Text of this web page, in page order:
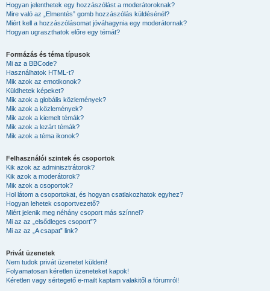
Hogyan jelenthetek egy hozzászólást a moderátoroknak?
Mire való az „Elmentés” gomb hozzászólás küldésénél?
Miért kell a hozzászólásomat jóváhagynia egy moderátornak?
Hogyan ugraszthatok előre egy témát?
Formázás és téma típusok
Mi az a BBCode?
Használhatok HTML-t?
Mik azok az emotikonok?
Küldhetek képeket?
Mik azok a globális közlemények?
Mik azok a közlemények?
Mik azok a kiemelt témák?
Mik azok a lezárt témák?
Mik azok a téma ikonok?
Felhasználói szintek és csoportok
Kik azok az adminisztrátorok?
Kik azok a moderátorok?
Mik azok a csoportok?
Hol látom a csoportokat, és hogyan csatlakozhatok egyhez?
Hogyan lehetek csoportvezető?
Miért jelenik meg néhány csoport más színnel?
Mi az az „elsődleges csoport”?
Mi az az „A csapat” link?
Privát üzenetek
Nem tudok privát üzenetet küldeni!
Folyamatosan kéretlen üzeneteket kapok!
Kéretlen vagy sértegető e-mailt kaptam valakitől a fórumról!